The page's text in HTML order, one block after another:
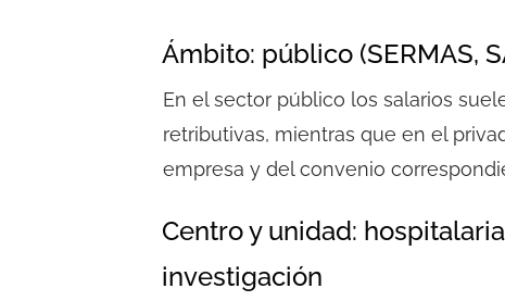
Ámbito: público (SERMAS,
En el sector público los salarios
retributivas, mientras que en el
empresa y del convenio
Centro y unidad:
investigación